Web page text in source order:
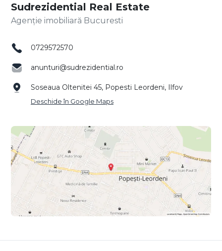
Sudrezidential Real Estate
Agenție imobiliară Bucuresti
0729572570
anunturi@sudrezidential.ro
Soseaua Oltenitei 45, Popesti Leordeni, Ilfov
Deschide în Google Maps